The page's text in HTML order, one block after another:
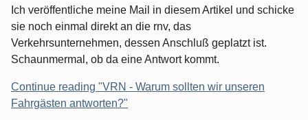
Ich veröffentliche meine Mail in diesem Artikel und schicke
sie noch einmal direkt an die rnv, das
Verkehrsunternehmen, dessen Anschluß geplatzt ist.
Schaunmermal, ob da eine Antwort kommt.
Continue reading "VRN - Warum sollten wir unseren
Fahrgästen antworten?"